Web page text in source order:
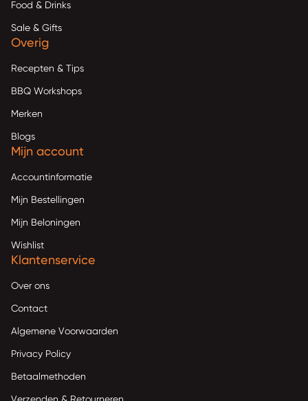
Food & Drinks
Sale & Gifts
Overig
Recepten & Tips
BBQ Workshops
Merken
Blogs
Mijn account
Accountinformatie
Mijn Bestellingen
Mijn Beloningen
Wishlist
Klantenservice
Over ons
Contact
Algemene Voorwaarden
Privacy Policy
Betaalmethoden